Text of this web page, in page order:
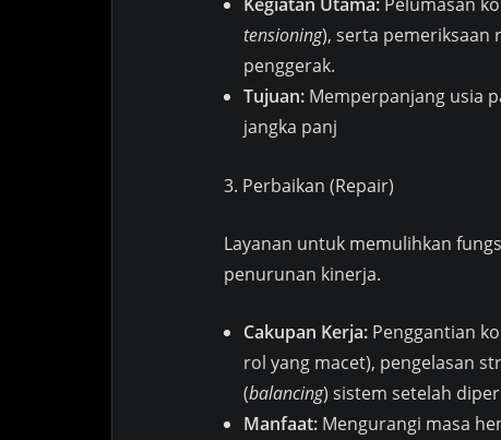
tensioning), serta pemeriksaan
penggerak.
Tujuan: Memperpanjang usia
jangka panj
3. Perbaikan (Repair)
Layanan untuk memulihkan
penurunan kinerja.
Cakupan Kerja: Penggantian
rol yang macet), pengelasan
(balancing) sistem setelah
Manfaat: Mengurangi masa